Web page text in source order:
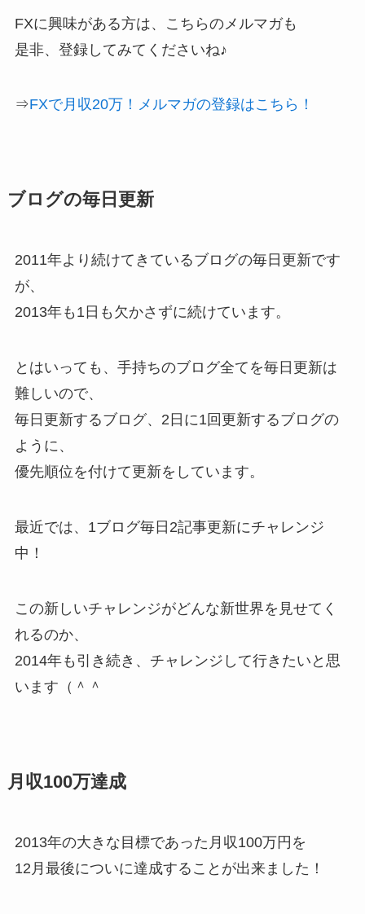
FXに興味がある方は、こちらのメルマガも
是非、登録してみてくださいね♪
⇒FXで月収20万！メルマガの登録はこちら！
ブログの毎日更新
2011年より続けてきているブログの毎日更新です
が、
2013年も1日も欠かさずに続けています。
とはいっても、手持ちのブログ全てを毎日更新は
難しいので、
毎日更新するブログ、2日に1回更新するブログの
ように、
優先順位を付けて更新をしています。
最近では、1ブログ毎日2記事更新にチャレンジ
中！
この新しいチャレンジがどんな新世界を見せてく
れるのか、
2014年も引き続き、チャレンジして行きたいと思
います（＾＾
月収100万達成
2013年の大きな目標であった月収100万円を
12月最後についに達成することが出来ました！